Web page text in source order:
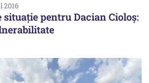
2016
situație pentru Dacian Cioloș: